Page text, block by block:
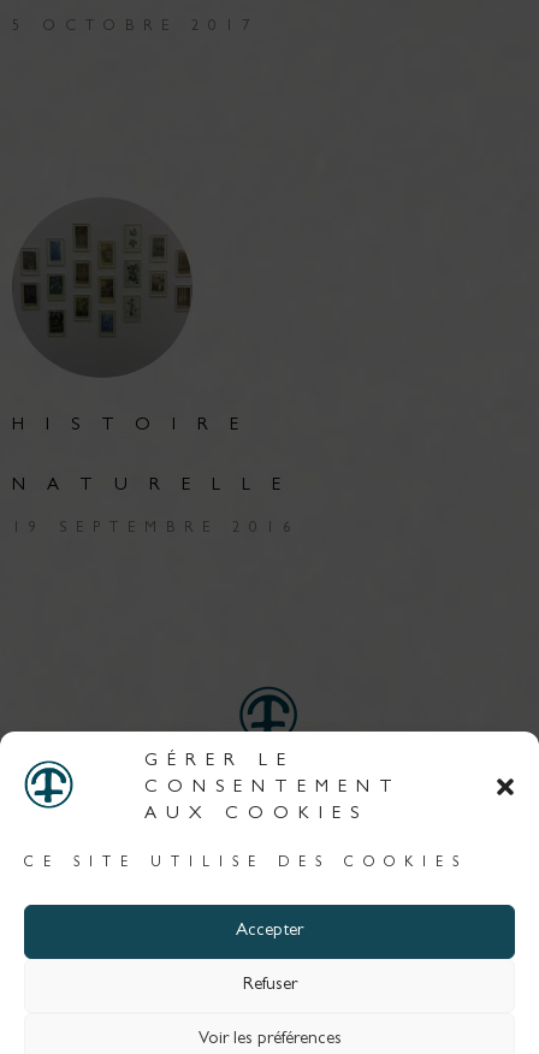
GÉRER LE
CONSENTEMENT
AUX COOKIES
CE SITE UTILISE DES COOKIES
Accepter
Refuser
Voir les préférences
5 OCTOBRE 2017
HISTOIRE
NATURELLE
19 SEPTEMBRE 2016
PARME
BARATIER
MENTIONS LEGALES